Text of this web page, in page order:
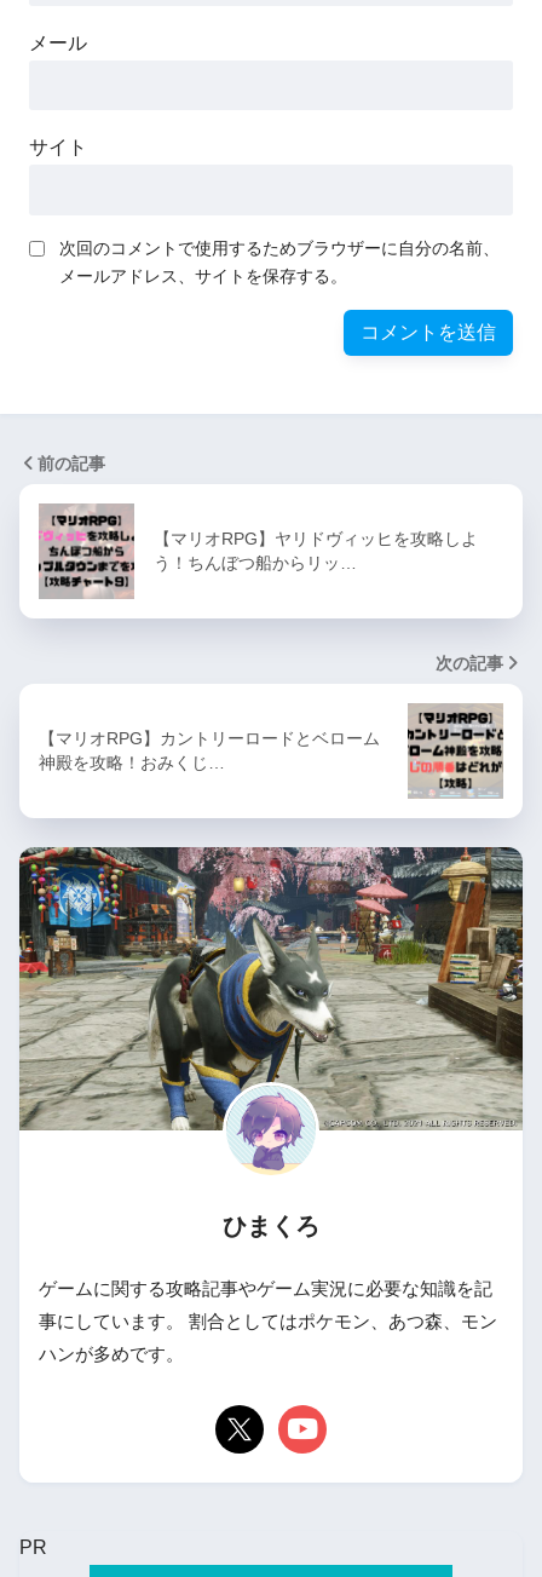
メール
サイト
次回のコメントで使用するためブラウザーに自分の名前、
メールアドレス、サイトを保存する。
前の記事
【マリオRPG】ヤリドヴィッヒを攻略しよ
う！ちんぼつ船からリッ…
次の記事
【マリオRPG】カントリーロードとベローム
神殿を攻略！おみくじ…
ひまくろ
ゲームに関する攻略記事やゲーム実況に必要な知識を記
事にしています。 割合としてはポケモン、あつ森、モン
ハンが多めです。
PR